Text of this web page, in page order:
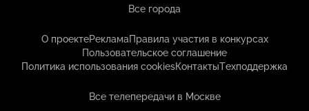
Все города
О проектеРекламаПравила участия в конкурсах
Пользовательское соглашение
Политика использования cookiesКонтактыТехподдержка
Все телепередачи в Москве